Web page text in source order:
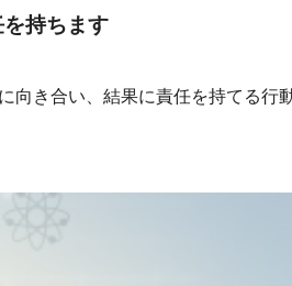
持ちます
向き合い、結果に責任を持てる行